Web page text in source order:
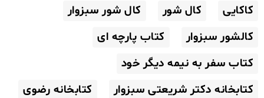
کاکایی
کال شور
کال شور سبزوار
کالشور سبزوار
کتاب پارچه ای
کتاب سفر به نیمه دیگر خود
کتابخانه دکتر شریعتی سبزوار
کتابخانه رضوی